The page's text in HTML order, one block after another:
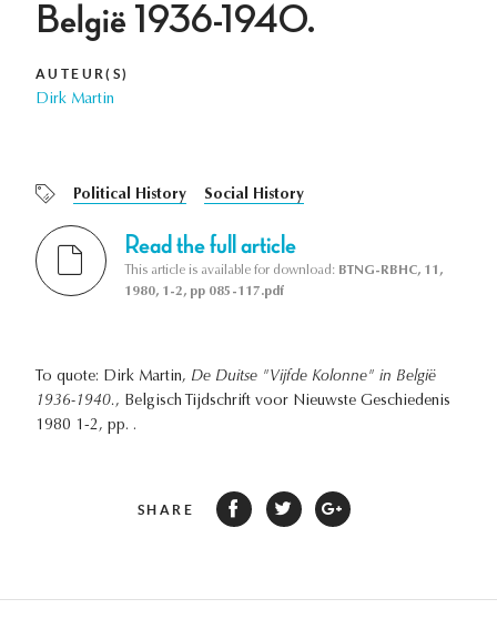
België 1936-1940.
AUTEUR(S)
Dirk Martin
Political History Social History
Read the full article
This article is available for download: BTNG-RBHC, 11,
1980, 1-2, pp 085-117.pdf
To quote: Dirk Martin, De Duitse "Vijfde Kolonne" in België
1936-1940., Belgisch Tijdschrift voor Nieuwste Geschiedenis
1980 1-2, pp. .
SHARE